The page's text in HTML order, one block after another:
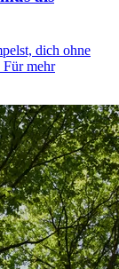
dich ohne
Für mehr